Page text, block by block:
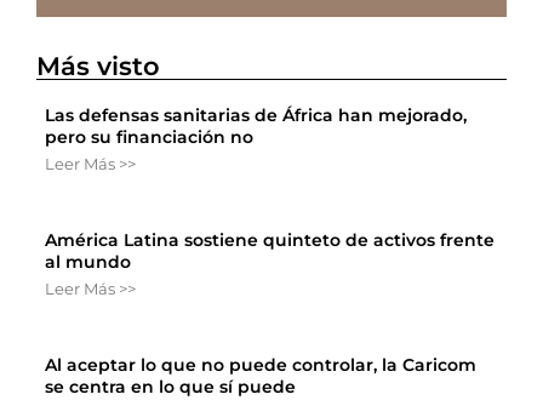
Más visto
Las defensas sanitarias de África han mejorado,
pero su financiación no
Leer Más >>
América Latina sostiene quinteto de activos frente
al mundo
Leer Más >>
Al aceptar lo que no puede controlar, la Caricom
se centra en lo que sí puede